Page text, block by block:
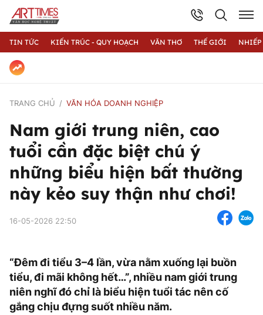
TIN TỨC KIẾN TRÚC - QUY HOẠCH VĂN THƠ THẾ GIỚI
TRANG CHỦ VĂN HÓA DOANH NGHIỆP
Nam giới trung niên, cao
tuổi cần đặc biệt chú ý
những biểu hiện bất thường
này kẻo suy thận như chơi!
16-05-2026 22:50
“Đêm đi tiểu 3–4 lần, vừa nằm xuống lại buồn
tiểu, đi mãi không hết…”, nhiều nam giới trung
niên nghĩ đó chỉ là biểu hiện tuổi tác nên cố
gắng chịu đựng suốt nhiều năm.